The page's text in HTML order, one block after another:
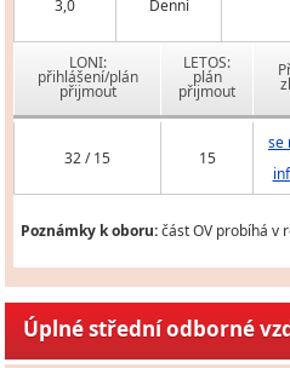
3,0 Denní
LONI:
přihlášení/plán
přijmout
LETOS:
plán
přijmout
32 / 15 15
se
Poznámky k oboru:část OV probíhá v
Úplné střední odborné